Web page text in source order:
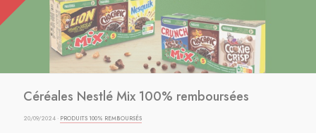
Céréales Nestlé Mix 100% remboursées
20/09/2024 · PRODUITS 100% REMBOURSÉS